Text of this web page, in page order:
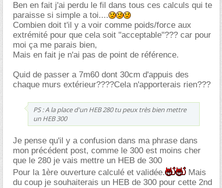
Ben en fait j'ai perdu le fil dans tous ces calculs qui te
paraisse si simple a toi....
Combien doit t'il y a voir comme poids/force aux
extrémité pour que cela soit "acceptable"??? car pour
moi ça me parais bien,
Mais en fait je n'ai pas de point de référence.
Quid de passer a 7m60 dont 30cm d'appuis des
chaque murs extérieur????Cela n'apporterais rien???
PS : A la place d'un HEB 280 tu peux très bien mettre
un HEB 300
Je pense qu'il y a confusion dans ma phrase dans
mon précédent post, comme le 300 est moins cher
que le 280 je vais mettre un HEB de 300
Pour la 1ère ouverture calculé et validée.
Mais
du coup je souhaiterais un HEB de 300 pour cette 2nd